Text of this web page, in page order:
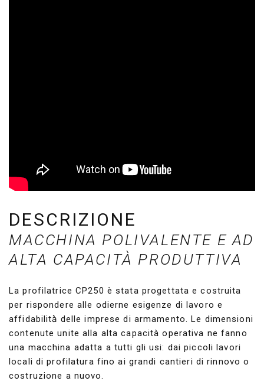
DESCRIZIONE
MACCHINA POLIVALENTE E AD
ALTA CAPACITÀ PRODUTTIVA
La profilatrice CP250 è stata progettata e costruita
per rispondere alle odierne esigenze di lavoro e
affidabilità̀ delle imprese di armamento. Le dimensioni
contenute unite alla alta capacità operativa ne fanno
una macchina adatta a tutti gli usi: dai piccoli lavori
locali di profilatura fino ai grandi cantieri di rinnovo o
costruzione a nuovo.